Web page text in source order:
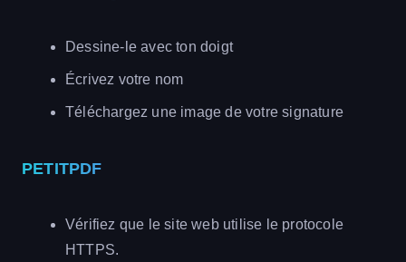
Dessine-le avec ton doigt
Écrivez votre nom
Téléchargez une image de votre signature
PETITPDF
Vérifiez que le site web utilise le protocole
HTTPS.